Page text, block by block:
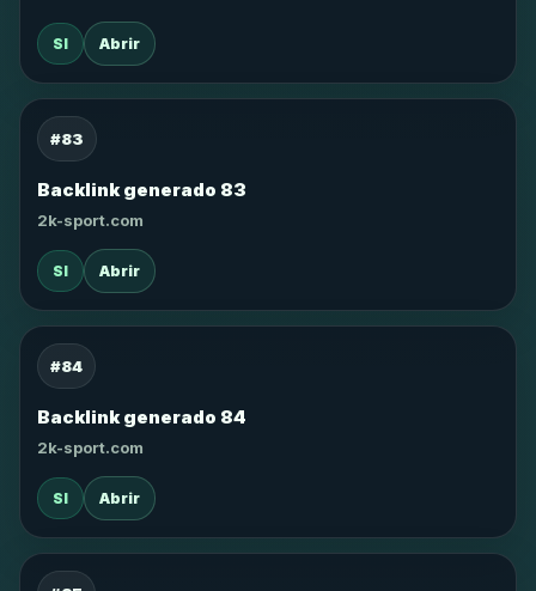
SI Abrir
#83
Backlink generado 83
2k-sport.com
SI Abrir
#84
Backlink generado 84
2k-sport.com
SI Abrir